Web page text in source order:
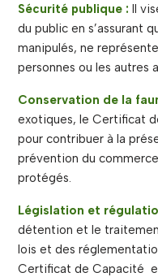
Sécurité publique : Il
du public en s’assurant
manipulés, ne
personnes ou les autres
Conservation de la
exotiques, le Certificat
pour contribuer à la
prévention du
protégés.
Législation et
détention et le
lois et des
Certificat de Capacité